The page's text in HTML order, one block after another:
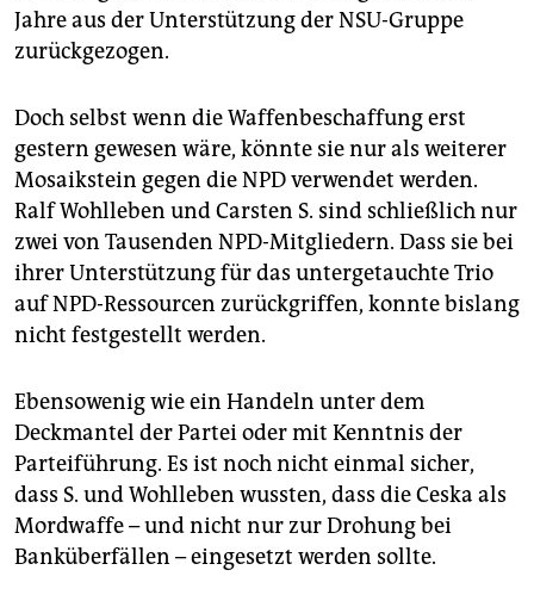
Jahre aus der Unterstützung der NSU-Gruppe
zurückgezogen.
Doch selbst wenn die Waffenbeschaffung erst
gestern gewesen wäre, könnte sie nur als weiterer
Mosaikstein gegen die NPD verwendet werden.
Ralf Wohlleben und Carsten S. sind schließlich nur
zwei von Tausenden NPD-Mitgliedern. Dass sie bei
ihrer Unterstützung für das untergetauchte Trio
auf NPD-Ressourcen zurückgriffen, konnte bislang
nicht festgestellt werden.
Ebensowenig wie ein Handeln unter dem
Deckmantel der Partei oder mit Kenntnis der
Parteiführung. Es ist noch nicht einmal sicher,
dass S. und Wohlleben wussten, dass die Ceska als
Mordwaffe – und nicht nur zur Drohung bei
Banküberfällen – eingesetzt werden sollte.